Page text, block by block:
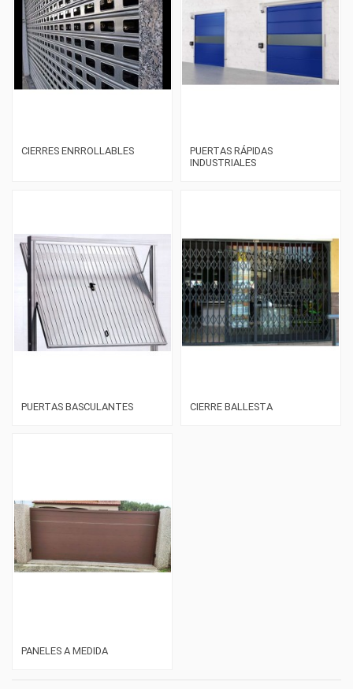
CIERRES ENRROLLABLES
PUERTAS RÁPIDAS
INDUSTRIALES
PUERTAS BASCULANTES CIERRE BALLESTA
PANELES A MEDIDA